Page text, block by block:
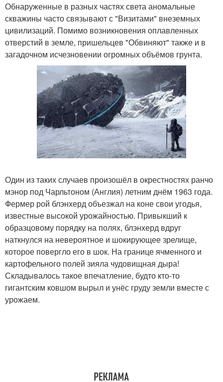
Обнаруженные в разных частях света аномальные
скважины часто связывают с "Визитами" внеземных
цивилизаций. Помимо возникновения оплавленных
отверстий в земле, пришельцев "Обвиняют" также и в
загадочном исчезновении огромных объёмов грунта.
Один из таких случаев произошёл в окрестностях ранчо
мэнор под Чарльтоном (Англия) летним днём 1963 года.
Фермер рой блэнхерд объезжал на коне свои угодья,
известные высокой урожайностью. Привыкший к
образцовому порядку на полях, блэнхерд вдруг
наткнулся на невероятное и шокирующее зрелище,
которое повергло его в шок. На границе ячменного и
картофельного полей зияла чудовищная дыра!
Складывалось такое впечатление, будто кто-то
гигантским ковшом вырыл и унёс груду земли вместе с
урожаем.